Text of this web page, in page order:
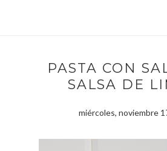
PASTA CON
SALSA DE
miércoles, noviembre